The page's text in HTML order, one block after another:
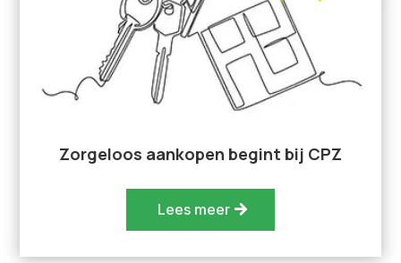
Zorgeloos aankopen begint bij CPZ
Lees meer